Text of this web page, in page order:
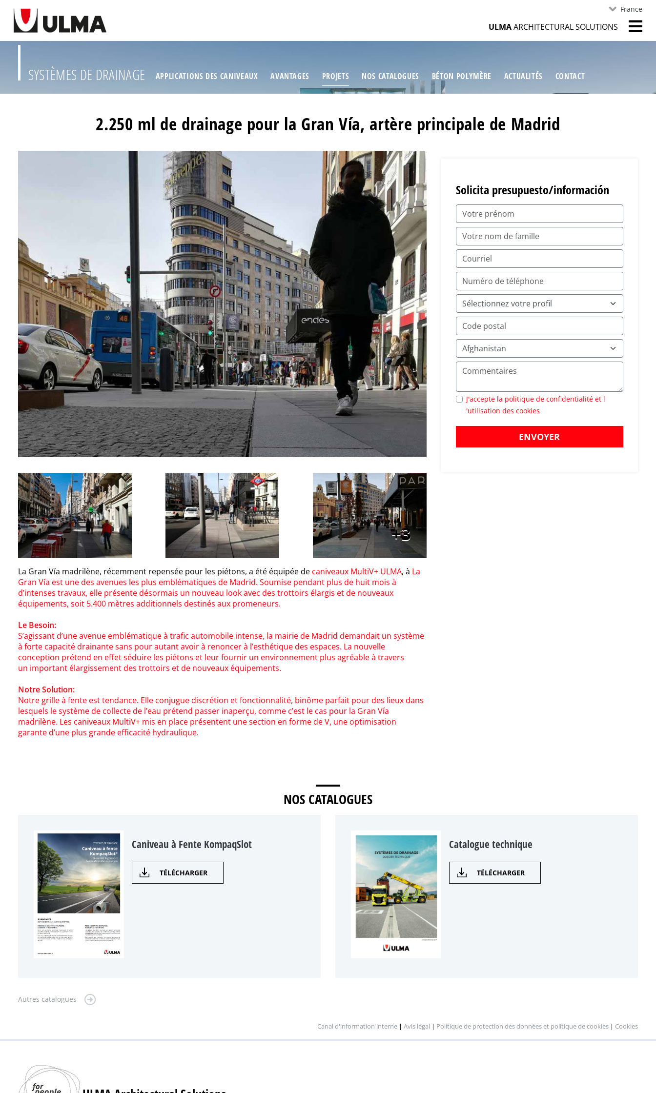
France
ULMAARCHITECTURAL SOLUTIONS
SYSTÈMES DE DRAINAGE APPLICATIONS DES CANIVEAUX AVANTAGES PROJETS NOS CATALOGUES BÉTON POLYMÈRE ACTUALITÉS CONTACT
2.250 ml de drainage pour la Gran Vía, artère principale de Madrid
3
La Gran Vía madrilène, récemment repensée pour les piétons, a été équipée de caniveaux MultiV+ ULMA, à La
Gran Vía est une des avenues les plus emblématiques de Madrid. Soumise pendant plus de huit mois à
d’intenses travaux, elle présente désormais un nouveau look avec des trottoirs élargis et de nouveaux
équipements, soit 5.400 mètres additionnels destinés aux promeneurs.
Le Besoin:
S’agissant d’une avenue emblématique à trafic automobile intense, la mairie de Madrid demandait un système
à forte capacité drainante sans pour autant avoir à renoncer à l’esthétique des espaces. La nouvelle
conception prétend en effet séduire les piétons et leur fournir un environnement plus agréable à travers
un important élargissement des trottoirs et de nouveaux équipements.
Notre Solution:
Notre grille à fente est tendance. Elle conjugue discrétion et fonctionnalité, binôme parfait pour des lieux dans
lesquels le système de collecte de l’eau prétend passer inaperçu, comme c’est le cas pour la Gran Vía
madrilène. Les caniveaux MultiV+ mis en place présentent une section en forme de V, une optimisation
garante d’une plus grande efficacité hydraulique.
Solicita presupuesto/información
J'accepte la politique de confidentialité et l
'utilisation des cookies
ENVOYER
NOS CATALOGUES
Caniveau à Fente KompaqSlot
TÉLÉCHARGER
Catalogue technique
TÉLÉCHARGER
Autres catalogues
Canal d'information interne | Avis légal | Politique de protection des données et politique de cookies | Cookies